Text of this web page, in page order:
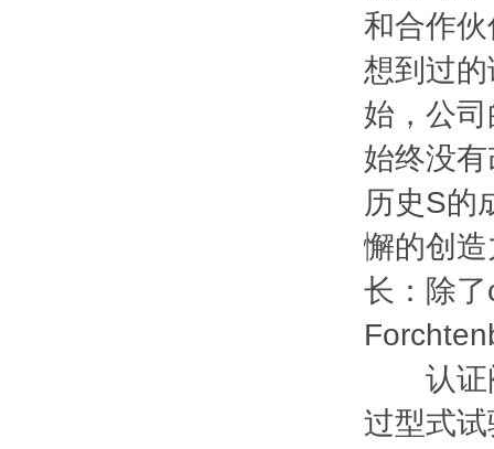
和合作
想到过
始，公
始终没
历史S的
懈的创
长：除
认证阀
过型式